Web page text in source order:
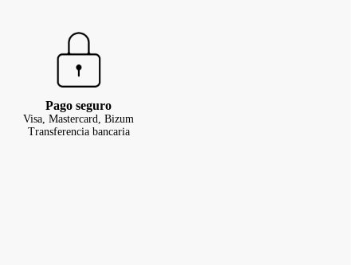
Pago seguro
Visa, Mastercard, Bizum
Transferencia bancaria